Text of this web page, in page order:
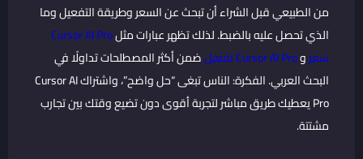
من الطبيعي قبل الشراء أن تبحث عن السعر وطريقة التفعيل وما
الذي تحصل عليه بالضبط. لذلك تظهر عبارات مثلCursor AI Pro
سعروCursor AI Pro تفعيل
ضمن أكثر المصطلحات تداولًا في
البحث العربي. الفكرة: الناس تبغى “حل واضح”، واشتراك Cursor AI
Pro يعطيك طريق مباشر لتجربة أقوى دون تضيع وقتك بين تجارب
مشتتة.